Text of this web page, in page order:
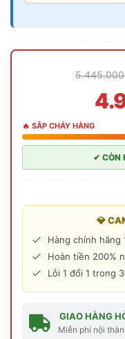
🔥 SẮP CHÁY HÀNG
✔ CÒN
💎
Hàng chính hãng
Hoàn tiền 200%
Lỗi 1 đổi 1 trong
GIAO HÀNG
Miễn phí nội